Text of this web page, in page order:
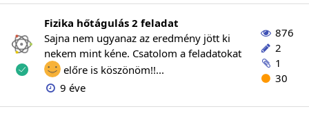
Fizika hőtágulás 2 feladat
Sajna nem ugyanaz az eredmény jött ki
nekem mint kéne. Csatolom a feladatokat
előre is köszönöm!!...
9 éve
876
2
1
30